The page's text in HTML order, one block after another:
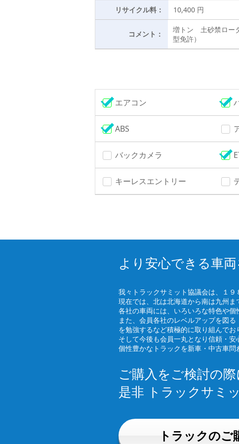
リサイクル料： 10,400 円
コメント：
増トン 土砂禁ロー
型免許）
エアコン
ABS
バックカメラ
キーレスエントリー
より安心できる車
我々トラックサミット協議会は、１９
現在では、北は北海道から南は九州ま
各社の車両には、いろいろな特色や
また、会員各社のレベルアップを図
を勉強するなど積極的に取り組んでお
そして今後も会員一丸となり信頼・安
個性豊かなトラックを新車・中古車問
ご購入をご検討の
是非 トラックサミ
トラックのご